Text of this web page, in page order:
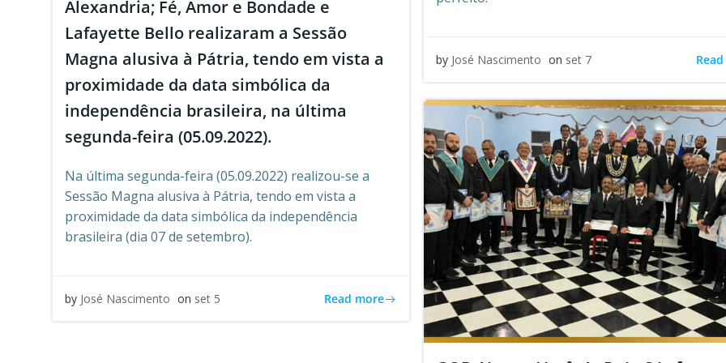
by José Nascimento on set 7
Alexandria; Fé, Amor e Bondade e
Lafayette Bello realizaram a Sessão
Magna alusiva à Pátria, tendo em vista a
proximidade da data simbólica da
independência brasileira, na última
segunda-feira (05.09.2022).
Na última segunda-feira (05.09.2022) realizou-se a
Sessão Magna alusiva à Pátria, tendo em vista a
proximidade da data simbólica da independência
brasileira (dia 07 de setembro).
by José Nascimento on set 5 Read more